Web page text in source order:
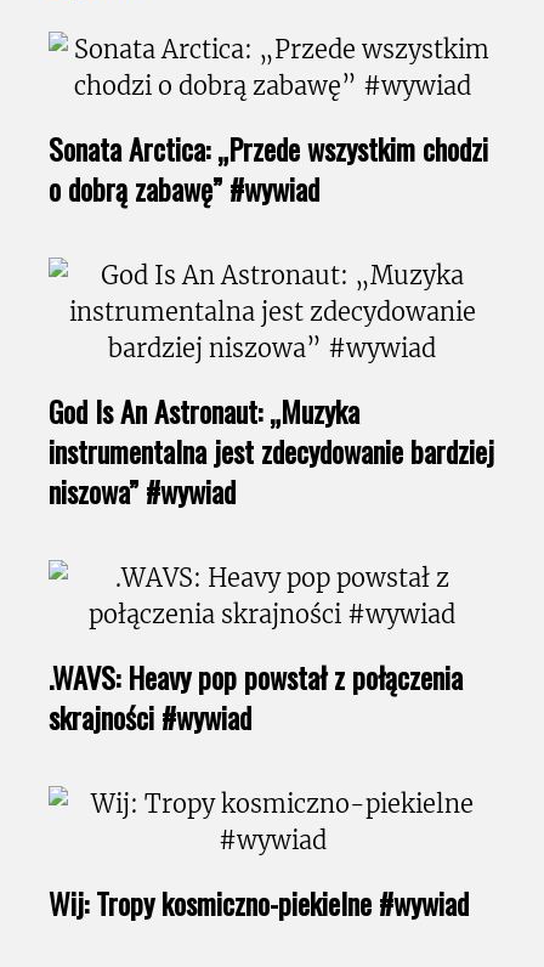
Sonata Arctica: „Przede wszystkim chodzi
o dobrą zabawę” #wywiad
God Is An Astronaut: „Muzyka
instrumentalna jest zdecydowanie bardziej
niszowa” #wywiad
.WAVS: Heavy pop powstał z połączenia
skrajności #wywiad
Wij: Tropy kosmiczno-piekielne #wywiad